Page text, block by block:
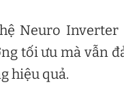
Neuro
tối ưu mà vẫn
hiệu quả.